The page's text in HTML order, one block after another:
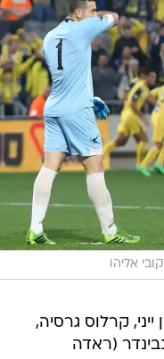
קובי אליהו
קרלוס גרסיה,
(ראדה